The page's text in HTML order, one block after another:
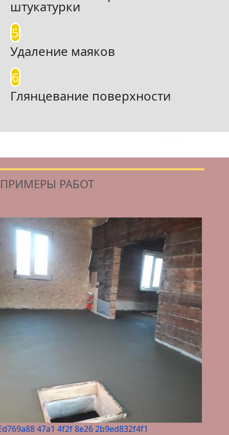
штукатурки
5
Удаление маяков
6
Глянцевание поверхности
ПРИМЕРЫ РАБОТ
47a1 4f2f 8e26 2b9ed832f4f1